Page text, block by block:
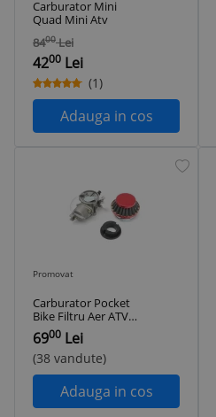
Carburator Mini
Quad Mini Atv
8400 Lei
4200 Lei
(1)
Adauga in cos
Promovat
Carburator Pocket
Bike Filtru Aer ATV
Pocket Bike Kit NOU
6900 Lei
(38 vandute)
Adauga in cos